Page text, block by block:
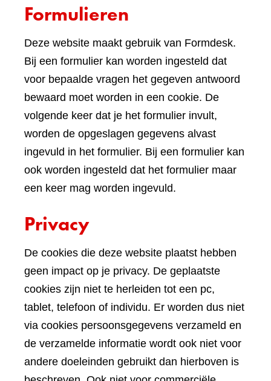
Formulieren
Deze website maakt gebruik van Formdesk.
Bij een formulier kan worden ingesteld dat
voor bepaalde vragen het gegeven antwoord
bewaard moet worden in een cookie. De
volgende keer dat je het formulier invult,
worden de opgeslagen gegevens alvast
ingevuld in het formulier. Bij een formulier kan
ook worden ingesteld dat het formulier maar
een keer mag worden ingevuld.
Privacy
De cookies die deze website plaatst hebben
geen impact op je privacy. De geplaatste
cookies zijn niet te herleiden tot een pc,
tablet, telefoon of individu. Er worden dus niet
via cookies persoonsgegevens verzameld en
de verzamelde informatie wordt ook niet voor
andere doeleinden gebruikt dan hierboven is